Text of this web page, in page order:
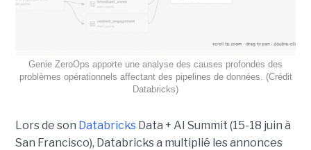
Genie ZeroOps apporte une analyse des causes profondes des
problèmes opérationnels affectant des pipelines de données. (Crédit
Databricks)
Lors de son DatabricksData + AI Summit (15-18 juin à
San Francisco), Databricks a multiplié les annonces